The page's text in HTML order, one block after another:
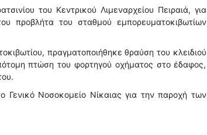
του Κεντρικού Λιμεναρχείου Πειραιά, για
προβλήτα του σταθμού εμπορευματοκιβωτίων
πραγματοποιήθηκε θραύση του κλειδιού
πτώση του φορτηγού οχήματος στο έδαφος,
Νοσοκομείο Νίκαιας για την παροχή των